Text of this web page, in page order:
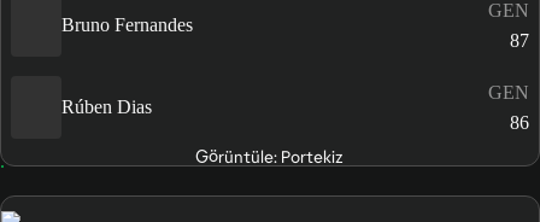
Bruno Fernandes
GEN
87
Rúben Dias
GEN
86
Görüntüle: Portekiz